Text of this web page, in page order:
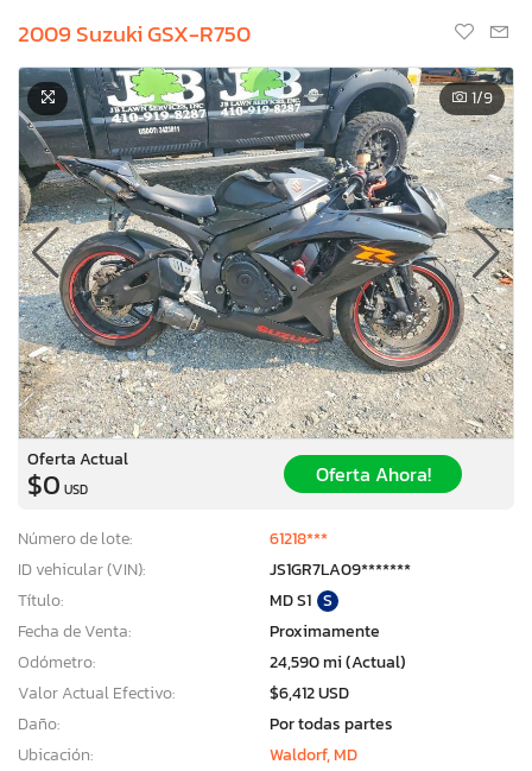
2009 Suzuki GSX-R750
1/9
Oferta Actual
$0 USD
Oferta Ahora!
Número de lote:
61218***
ID vehicular (VIN):
JS1GR7LA09*******
Título:
MD S1 S
Fecha de Venta:
Proximamente
Odómetro:
24,590 mi (Actual)
Valor Actual Efectivo:
$6,412 USD
Daño:
Por todas partes
Ubicación:
Waldorf, MD